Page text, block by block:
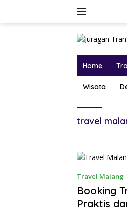
Home
Wisata
travel
Travel Malang
Booking
Praktis